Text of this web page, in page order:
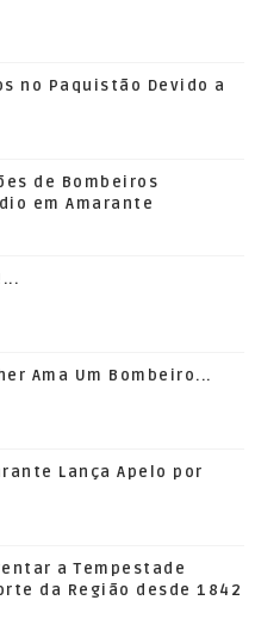
no Paquistão Devido a
de Bombeiros
em Amarante
Ama Um Bombeiro...
Lança Apelo por
a Tempestade
da Região desde 1842